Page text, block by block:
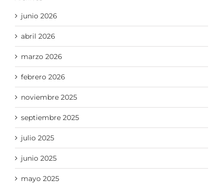
junio 2026
abril 2026
marzo 2026
febrero 2026
noviembre 2025
septiembre 2025
julio 2025
junio 2025
mayo 2025